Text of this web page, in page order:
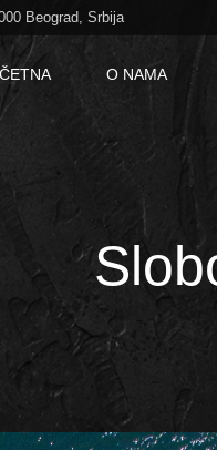
Beograd, Srbija
O NAMA